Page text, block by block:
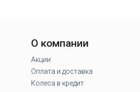
О компании
Акции
Оплата и доставка
Колеса в кредит